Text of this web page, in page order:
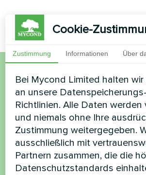
Möchten Sie
haben Sie Fragen?
Kontaktieren Sie uns und wir
helfen
Name
Cookie-
Zustimmung Informationen Über
Bei Mycond Limited halten
an unsere
Richtlinien. Alle Daten
und niemals ohne Ihre
Zustimmung weitergegeben.
ausschließlich mit
Partnern zusammen, die die
Datenschutzstandards